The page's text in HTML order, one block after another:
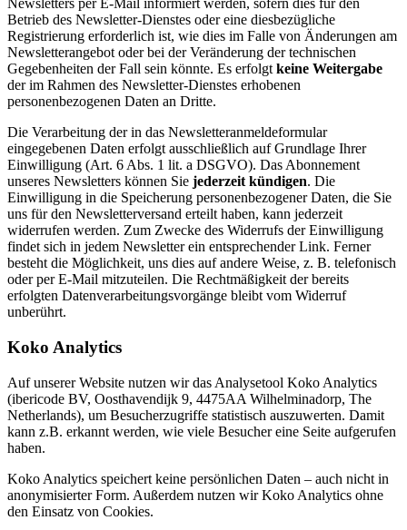
Newsletters per E-Mail informiert werden, sofern dies für den
Betrieb des Newsletter-Dienstes oder eine diesbezügliche
Registrierung erforderlich ist, wie dies im Falle von Änderungen am
Newsletterangebot oder bei der Veränderung der technischen
Gegebenheiten der Fall sein könnte. Es erfolgt keine Weitergabe
der im Rahmen des Newsletter-Dienstes erhobenen
personenbezogenen Daten an Dritte.
Die Verarbeitung der in das Newsletteranmeldeformular
eingegebenen Daten erfolgt ausschließlich auf Grundlage Ihrer
Einwilligung (Art. 6 Abs. 1 lit. a DSGVO). Das Abonnement
unseres Newsletters können Sie jederzeit kündigen. Die
Einwilligung in die Speicherung personenbezogener Daten, die Sie
uns für den Newsletterversand erteilt haben, kann jederzeit
widerrufen werden. Zum Zwecke des Widerrufs der Einwilligung
findet sich in jedem Newsletter ein entsprechender Link. Ferner
besteht die Möglichkeit, uns dies auf andere Weise, z. B. telefonisch
oder per E-Mail mitzuteilen. Die Rechtmäßigkeit der bereits
erfolgten Datenverarbeitungsvorgänge bleibt vom Widerruf
unberührt.
Koko Analytics
Auf unserer Website nutzen wir das Analysetool Koko Analytics
(ibericode BV, Oosthavendijk 9, 4475AA Wilhelminadorp, The
Netherlands), um Besucherzugriffe statistisch auszuwerten. Damit
kann z.B. erkannt werden, wie viele Besucher eine Seite aufgerufen
haben.
Koko Analytics speichert keine persönlichen Daten – auch nicht in
anonymisierter Form. Außerdem nutzen wir Koko Analytics ohne
den Einsatz von Cookies.